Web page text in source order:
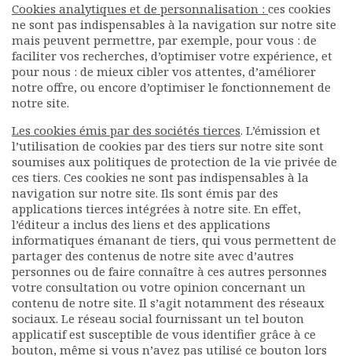
Cookies analytiques et de personnalisation : ces cookies
ne sont pas indispensables à la navigation sur notre site
mais peuvent permettre, par exemple, pour vous : de
faciliter vos recherches, d’optimiser votre expérience, et
pour nous : de mieux cibler vos attentes, d’améliorer
notre offre, ou encore d’optimiser le fonctionnement de
notre site.
Les cookies émis par des sociétés tierces. L’émission et
l’utilisation de cookies par des tiers sur notre site sont
soumises aux politiques de protection de la vie privée de
ces tiers. Ces cookies ne sont pas indispensables à la
navigation sur notre site. Ils sont émis par des
applications tierces intégrées à notre site. En effet,
l’éditeur a inclus des liens et des applications
informatiques émanant de tiers, qui vous permettent de
partager des contenus de notre site avec d’autres
personnes ou de faire connaître à ces autres personnes
votre consultation ou votre opinion concernant un
contenu de notre site. Il s’agit notamment des réseaux
sociaux. Le réseau social fournissant un tel bouton
applicatif est susceptible de vous identifier grâce à ce
bouton, même si vous n’avez pas utilisé ce bouton lors